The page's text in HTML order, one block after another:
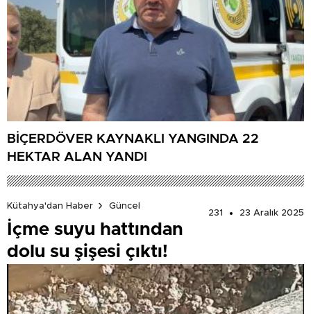
BİÇERDÖVER KAYNAKLI YANGINDA 22
HEKTAR ALAN YANDI
Kütahya'dan Haber
Güncel
231
23 Aralık 2025
İçme suyu hattından
dolu su şişesi çıktı!